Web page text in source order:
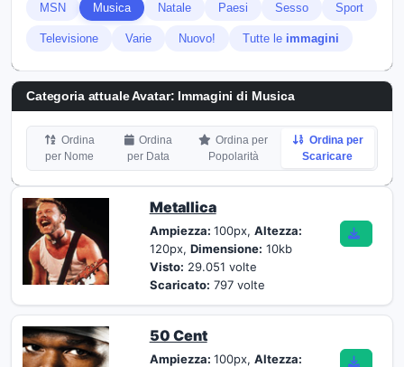
MSN Musica Natale Paesi Sesso Sport
Televisione Varie Nuovo! Tutte le immagini
Categoria attuale Avatar: Immagini di Musica
Ordina
per Nome
Ordina
per Data
Ordina per
Popolarità
Ordina per
Scaricare
Metallica
Ampiezza: 100px, Altezza:
120px, Dimensione: 10kb
Visto: 29.051 volte
Scaricato: 797 volte
50 Cent
Ampiezza: 100px, Altezza: